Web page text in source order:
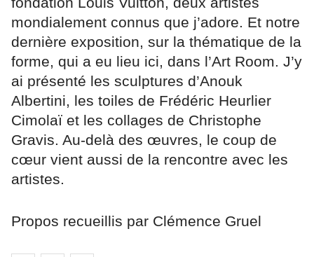
mondialement connus que j’adore. Et notre
dernière exposition, sur la thématique de la
forme, qui a eu lieu ici, dans l’Art Room. J’y
ai présenté les sculptures d’Anouk
Albertini, les toiles de Frédéric Heurlier
Cimolaï et les collages de Christophe
Gravis. Au-delà des œuvres, le coup de
cœur vient aussi de la rencontre avec les
artistes.
Propos recueillis par Clémence Gruel